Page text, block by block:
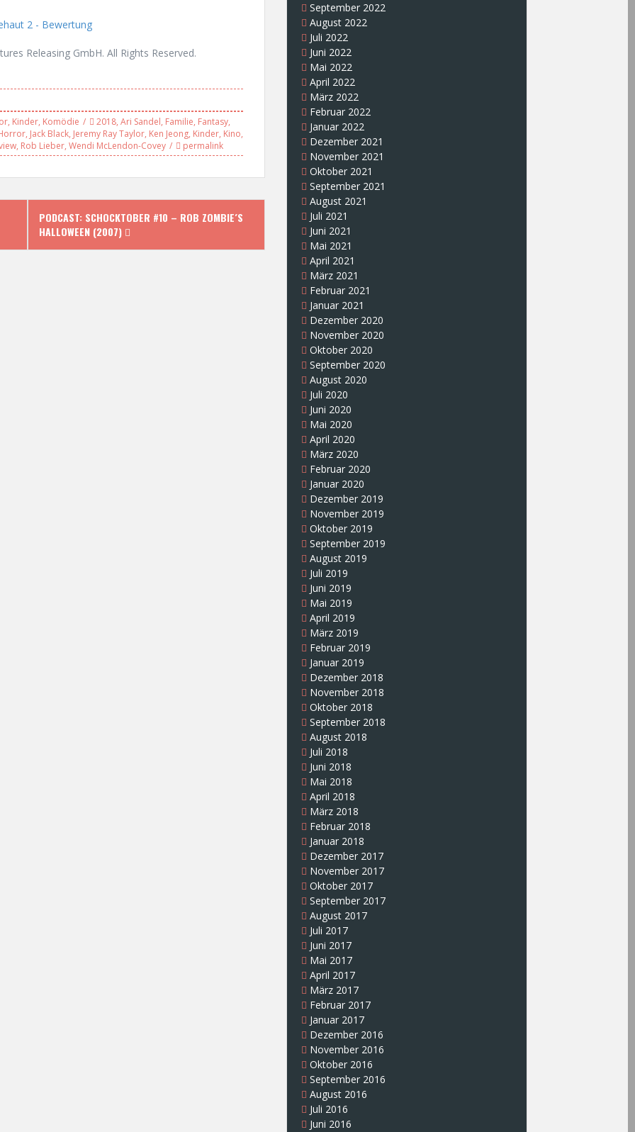
Releasing GmbH. All Rights Reserved.
, Kinder, Komödie 2018, Ari Sandel, Familie, Fantasy,
, Jack Black, Jeremy Ray Taylor, Ken Jeong, Kinder, Kino,
, Rob Lieber, Wendi McLendon-Covey permalink
PODCAST: SCHOCKTOBER #10 – ROB ZOMBIE´S
HALLOWEEN (2007)
September 2022
August 2022
Juli 2022
Juni 2022
Mai 2022
April 2022
März 2022
Februar 2022
Januar 2022
Dezember 2021
November 2021
Oktober 2021
September 2021
August 2021
Juli 2021
Juni 2021
Mai 2021
April 2021
März 2021
Februar 2021
Januar 2021
Dezember 2020
November 2020
Oktober 2020
September 2020
August 2020
Juli 2020
Juni 2020
Mai 2020
April 2020
März 2020
Februar 2020
Januar 2020
Dezember 2019
November 2019
Oktober 2019
September 2019
August 2019
Juli 2019
Juni 2019
Mai 2019
April 2019
März 2019
Februar 2019
Januar 2019
Dezember 2018
November 2018
Oktober 2018
September 2018
August 2018
Juli 2018
Juni 2018
Mai 2018
April 2018
März 2018
Februar 2018
Januar 2018
Dezember 2017
November 2017
Oktober 2017
September 2017
August 2017
Juli 2017
Juni 2017
Mai 2017
April 2017
März 2017
Februar 2017
Januar 2017
Dezember 2016
November 2016
Oktober 2016
September 2016
August 2016
Juli 2016
Juni 2016